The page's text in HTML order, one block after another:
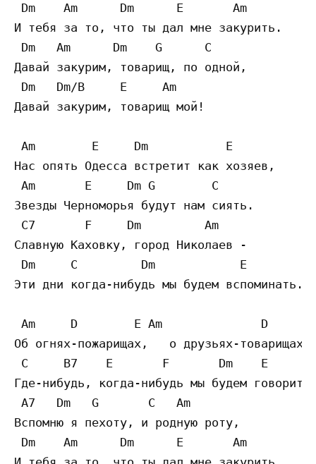
Dm    Am      Dm      E       Am
И тебя за то, что ты дал мне закурить.
Dm   Am      Dm    G      C
Давай закурим, товарищ, по одной,
Dm   Dm/B     E     Am
Давай закурим, товарищ мой!
Am        E     Dm           E
Нас опять Одесса встретит как хозяев,
Am       E     Dm G        C
Звезды Черноморья будут нам сиять.
C7       F     Dm         Am
Славную Каховку, город Николаев -
Dm     C         Dm            E
Эти дни когда-нибудь мы будем вспоминать.
Am     D        E Am              D
Об огнях-пожарищах,   о друзьях-товарищах
C     B7    E       F       Dm    E
Где-нибудь, когда-нибудь мы будем
A7   Dm   G       C   Am
Вспомню я пехоту, и родную роту,
Dm    Am      Dm      E       Am